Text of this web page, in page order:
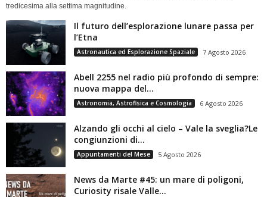
tredicesima alla settima magnitudine.
Il futuro dell’esplorazione lunare passa per
l’Etna
Astronautica ed Esplorazione Spaziale 7 Agosto 2026
Abell 2255 nel radio più profondo di sempre:
nuova mappa del...
Astronomia, Astrofisica e Cosmologia 6 Agosto 2026
Alzando gli occhi al cielo – Vale la sveglia?Le
congiunzioni di...
Appuntamenti del Mese 5 Agosto 2026
News da Marte #45: un mare di poligoni,
Curiosity risale Valle...